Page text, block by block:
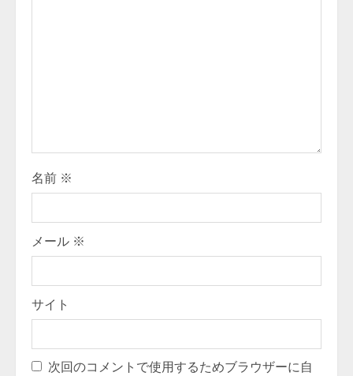
n
g
名前 ※
メール ※
サイト
次回のコメントで使用するためブラウザーに自